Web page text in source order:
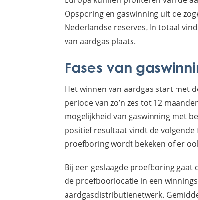
Opsporing en gaswinning uit de
Nederlandse reserves. In totaal
van aardgas plaats.
Fases van
Het winnen van aardgas start met
periode van zo’n zes tot 12
mogelijkheid van gaswinning met
positief resultaat vindt de volgende
proefboring wordt bekeken of er
Bij een geslaagde proefboring gaat
de proefboorlocatie in een
aardgasdistributienetwerk.